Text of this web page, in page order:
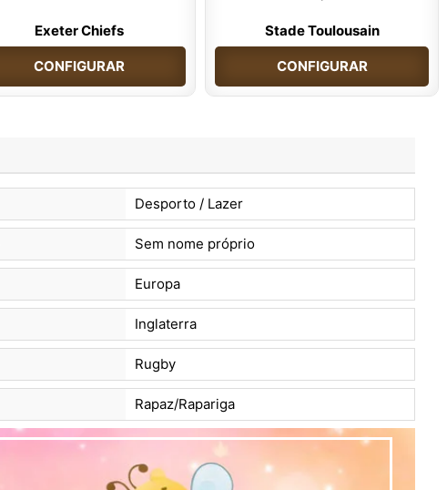
Exeter Chiefs
CONFIGURAR
Stade Toulousain
CONFIGURAR
Desporto / Lazer
Sem nome próprio
Europa
Inglaterra
Rugby
Rapaz/Rapariga